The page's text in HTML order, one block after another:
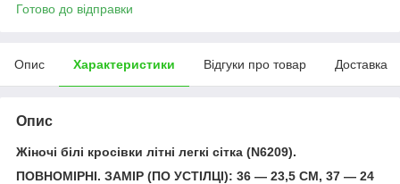
Готово до відправки
Опис Характеристики Відгуки про товар Доставка
Опис
Жіночі білі кросівки літні легкі сітка (N6209).
ПОВНОМІРНІ. ЗАМІР (ПО УСТІЛЦІ): 36 — 23,5 СМ, 37 — 24